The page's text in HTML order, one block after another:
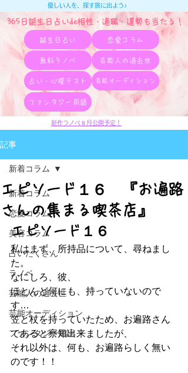
365日誕生日占いde相性・適職・​運勢も当たる！
優しい人を、探す旅に出よう♪
誕生日占い 恋愛コラム
無料ラノベ 芸能人の過去世
占い・心理テスト 芸能オーディション
ファンタジー用語
新作ラノベ８月公開予定！
記事
新着コラム
恋愛コラム
美容コラム
占いたくさん
ラノベ
芸能人の過去世
芸能オーディション
ファンタジー用語
新着コラム
エピソード１６ 『お遍路
さんの集まる喫茶店』
エピソード１６
私はまず、所持品について、尋ねまし
た。
なにしろ、彼、
ほとんど何にも、持っていないので
す…
笠と杖を持っていたため、お遍路さん
であると察知出来ましたが、
それ以外は、何も、お遍路らしく無い
のです！！